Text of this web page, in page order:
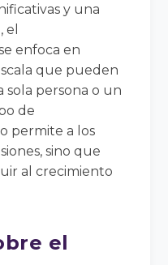
y una
el
enfoca en
que pueden
sola persona o un
de
permite a los
sino que
al crecimiento
el